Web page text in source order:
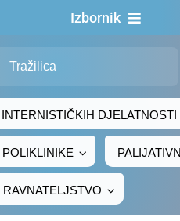
Izbornik
DJELATNOSTI
POLIKLINIKE
RAVNATELJSTVO